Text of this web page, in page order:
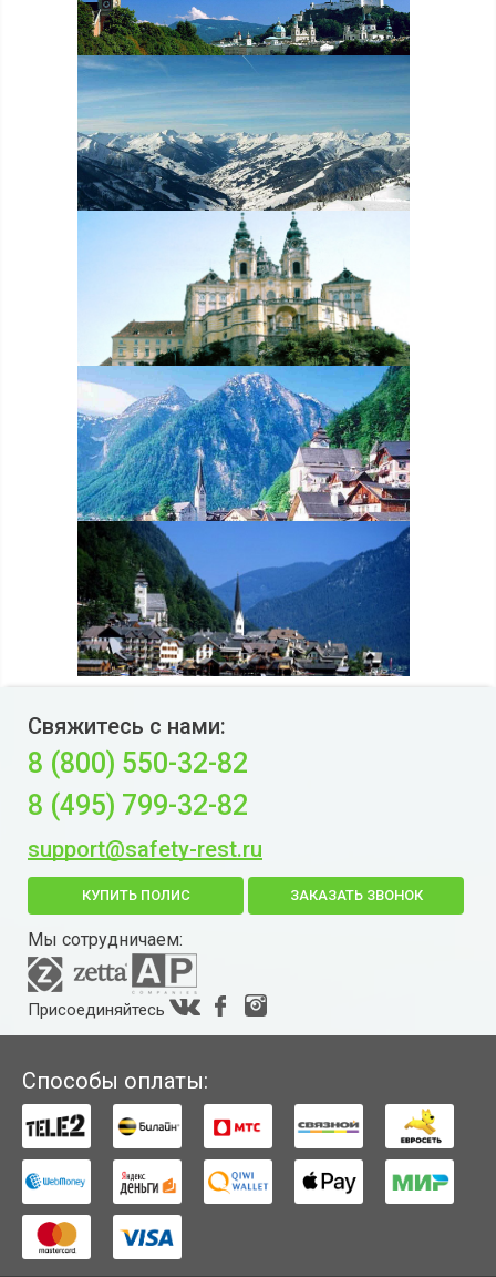
Свяжитесь с нами:
8 (800) 550-32-82
8 (495) 799-32-82
support@safety-rest.ru
КУПИТЬ ПОЛИС ЗАКАЗАТЬ ЗВОНОК
Мы сотрудничаем:
Присоединяйтесь
Способы оплаты: